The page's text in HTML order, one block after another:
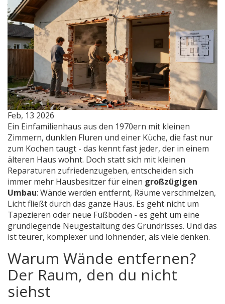
Feb, 13 2026
Ein Einfamilienhaus aus den 1970ern mit kleinen
Zimmern, dunklen Fluren und einer Küche, die fast nur
zum Kochen taugt - das kennt fast jeder, der in einem
älteren Haus wohnt. Doch statt sich mit kleinen
Reparaturen zufriedenzugeben, entscheiden sich
immer mehr Hausbesitzer für einen großzügigen
Umbau: Wände werden entfernt, Räume verschmelzen,
Licht fließt durch das ganze Haus. Es geht nicht um
Tapezieren oder neue Fußböden - es geht um eine
grundlegende Neugestaltung des Grundrisses. Und das
ist teurer, komplexer und lohnender, als viele denken.
Warum Wände entfernen?
Der Raum, den du nicht
siehst